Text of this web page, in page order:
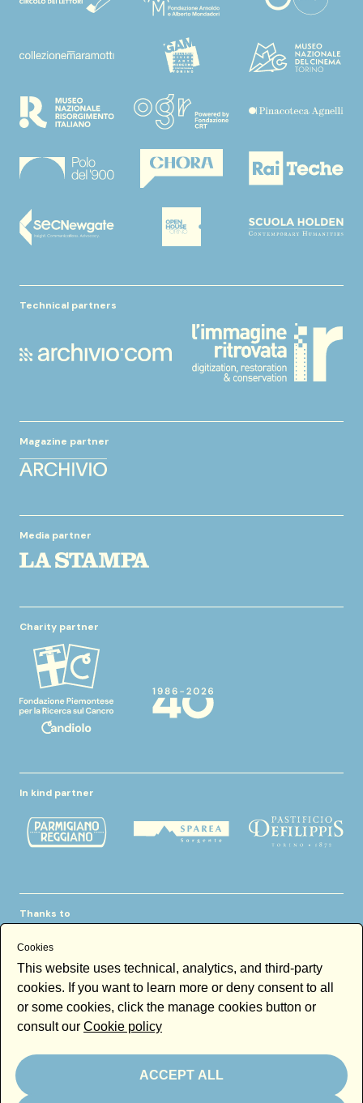
Technical partners
Magazine partner
Media partner
Charity partner
In kind partner
Thanks to
Newsletter
Email
Cookies
This website uses technical, analytics, and third-party
cookies. If you want to learn more or deny consent to all
or some cookies, click the manage cookies button or
consult our Cookie policy
ACCEPT ALL